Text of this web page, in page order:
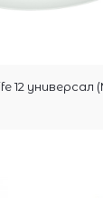
12 универсал